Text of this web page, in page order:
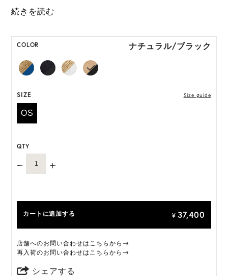
します。
ONE SIZE展開の商品:ONE SIZE 57.5cm
には個体差がございます。
COLOR ナチュラル/ブラック
SIZE Size guide
OS
QTY
カートに追加する ¥ 37,400
店舗へのお問い合わせはこちらから→
再入荷のお問い合わせはこちらから→
シェアする